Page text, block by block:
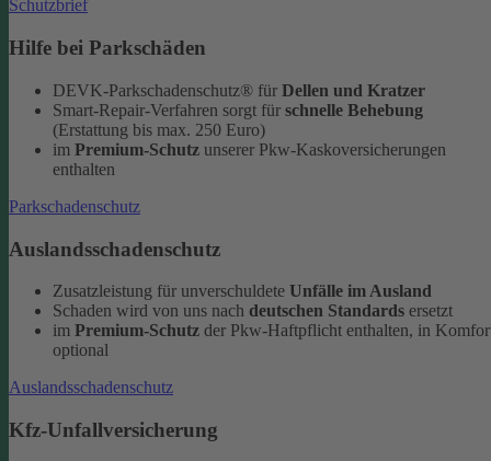
Schutzbrief
Hilfe bei Parkschäden
DEVK-Parkschadenschutz® für Dellen und Kratzer
Smart-Repair-Verfahren sorgt für schnelle Behebung
(Erstattung bis max. 250 Euro)
im Premium-Schutz unserer Pkw-Kaskoversicherungen
enthalten
Parkschadenschutz
Auslandsschadenschutz
Zusatzleistung für unverschuldete Unfälle im Ausland
Schaden wird von uns nach deutschen Standards ersetzt
im Premium-Schutz der Pkw-Haftpflicht enthalten, in
optional
Auslandsschadenschutz
Kfz-Unfallversicherung